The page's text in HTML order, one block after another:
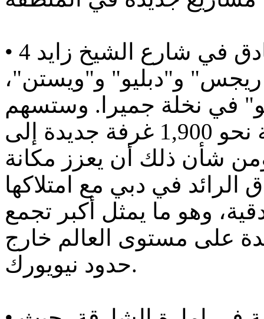
• 4 فنادق جديدة في دبي منها 3 فنادق في شارع الشيخ زايد
ريجس" و"دبليو" و"ويستن"،
في نخلة جميرا. وستسهم
هذه العقارات الأربعة في إضافة نحو 1,900 غرفة جديدة إلى
عام 2017. ومن شأن ذلك أن يعزز مكانة
في دبي مع امتلاكها
5 علامات فندقية، وهو ما يمثل أكبر تجمع
على مستوى العالم خارج
حدود نيويورك.